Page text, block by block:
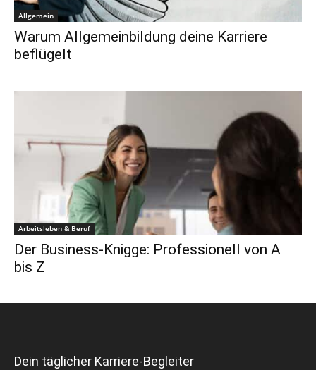
Allgemein
Warum Allgemeinbildung deine Karriere
beflügelt
Arbeitsleben & Beruf
Der Business-Knigge: Professionell von A
bis Z
Dein täglicher Karriere-Begleiter